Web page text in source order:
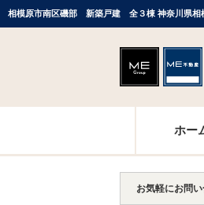
相模原市南区磯部 新築戸建 全３棟 神奈川県相
ホー
お気軽にお問